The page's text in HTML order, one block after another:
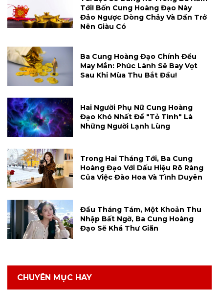
Tới! Bốn Cung Hoàng Đạo Này
Đảo Ngược Dòng Chảy Và Dần Trở
Nên Giàu Có
Ba Cung Hoàng Đạo Chính Đều
May Mắn: Phúc Lành Sẽ Bay Vọt
Sau Khi Mùa Thu Bắt Đầu!
Hai Người Phụ Nữ Cung Hoàng
Đạo Khó Nhất Để "tỏ Tình" Là
Những Người Lạnh Lùng
Trong Hai Tháng Tới, Ba Cung
Hoàng Đạo Với Dấu Hiệu Rõ Ràng
Của Việc Đào Hoa Và Tình Duyên
Đầu Tháng Tám, Một Khoản Thu
Nhập Bất Ngờ, Ba Cung Hoàng
Đạo Sẽ Khá Thư Giãn
CHUYÊN MỤC HAY